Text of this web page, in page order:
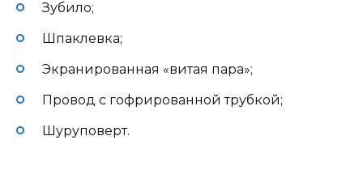
Зубило;
Шпаклевка;
Экранированная «витая пара»;
Провод с гофрированной трубкой;
Шуруповерт.